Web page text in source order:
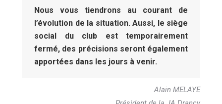
Nous vous tiendrons au courant de
l’évolution de la situation. Aussi, le siège
social du club est temporairement
fermé, des précisions seront également
apportées dans les jours à venir.
Alain MELAYE